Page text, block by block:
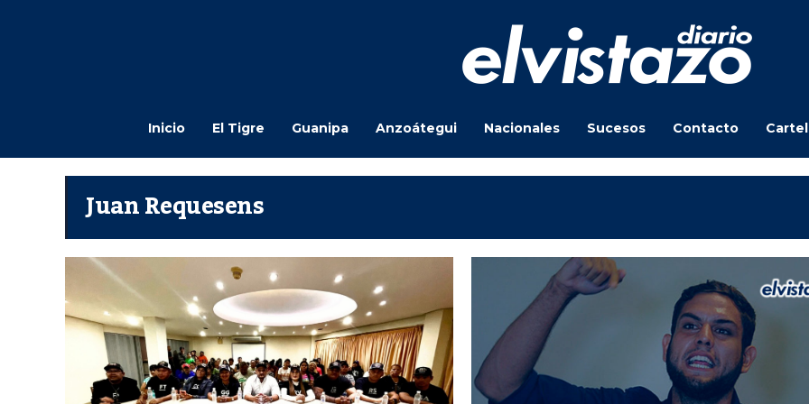
Inicio El Tigre Guanipa Anzoátegui Nacionales Sucesos Contacto
Juan Requesens